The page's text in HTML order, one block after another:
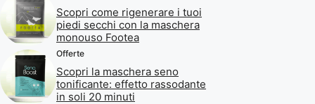
Scopri come rigenerare i tuoi
piedi secchi con la maschera
monouso Footea
Offerte
Scopri la maschera seno
tonificante: effetto rassodante
in soli 20 minuti